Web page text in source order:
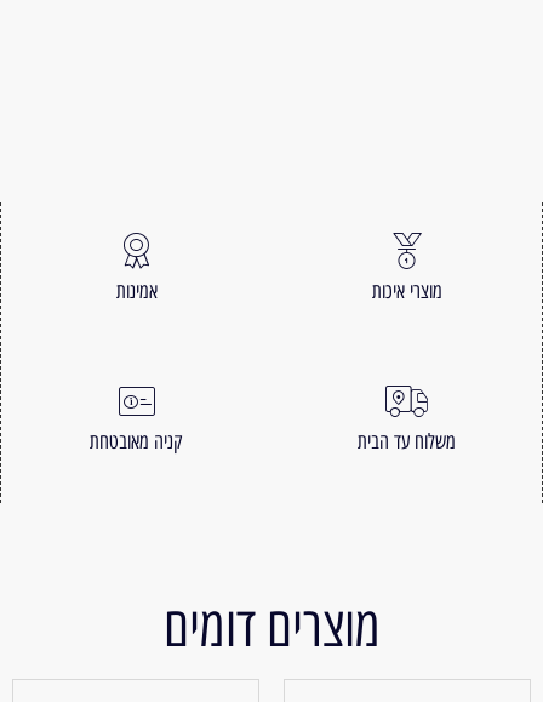
מוצרי איכות אמינות
משלוח עד הבית קניה מאובטחת
מוצרים דומים